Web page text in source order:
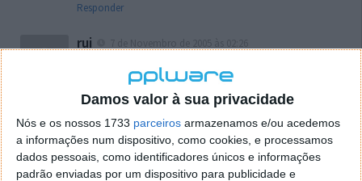
Damos valor à sua privacidade
Nós e os nossos 1733 parceiros armazenamos e/ou acedemos
a informações num dispositivo, como cookies, e processamos
dados pessoais, como identificadores únicos e informações
padrão enviadas por um dispositivo para publicidade e
Responder
rui
localizaçao referida n se encontra la nada k me permita por
o firefox como browser predefenido
Ja percorri o painel
tentei apagar o explorer na tentativa de forçar o uso do
firefox mas em vao. Kaso te lembres de outra dica fico
agradecido, caso contrario obrigado a mesma